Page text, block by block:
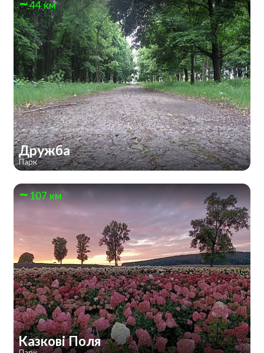
44 км
Дружба
Парк
107 км
Казкові Поля